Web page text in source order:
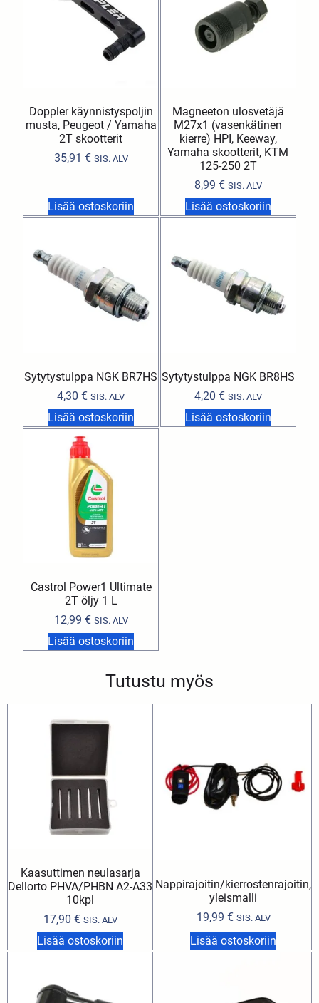
Doppler käynnistyspoljin
musta, Peugeot / Yamaha
2T skootterit
35,91 € SIS. ALV
Lisää ostoskoriin
Magneeton ulosvetäjä
M27x1 (vasenkätinen
kierre) HPI, Keeway,
Yamaha skootterit, KTM
125-250 2T
8,99 € SIS. ALV
Lisää ostoskoriin
Sytytystulppa NGK BR7HS
4,30€ SIS. ALV
Lisää ostoskoriin
Sytytystulppa NGK BR8HS
4,20 € SIS. ALV
Lisää ostoskoriin
Castrol Power1 Ultimate
2T öljy 1 L
12,99 € SIS. ALV
Lisää ostoskoriin
Tutustu myös
Kaasuttimen neulasarja
Dellorto PHVA/PHBN A2-A33
10kpl
17,90 € SIS. ALV
Lisää ostoskoriin
Nappirajoitin/kierrostenrajoitin,
yleismalli
19,99 € SIS. ALV
Lisää ostoskoriin